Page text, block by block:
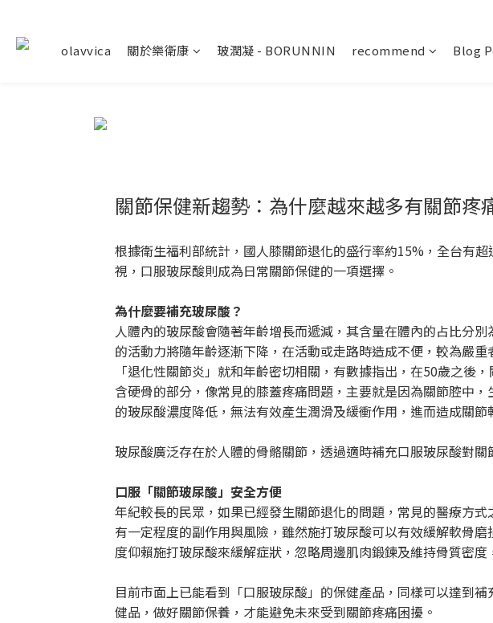
olavvica 關於樂衛康 玻潤凝 - BORUNNIN recommend Blog
關節保健新趨勢：為什麼越來越多有關節疼
根據衛生福利部統計，國人膝關節退化的盛行率約15%，全台有
視，口服玻尿酸則成為日常關節保健的一項選擇。
為什麼要補充玻尿酸？
人體內的玻尿酸會隨著年齡增長而遞減，其含量在體內的占比分
的活動力將隨年齡逐漸下降，在活動或走路時造成不便，較為嚴
「退化性關節炎」就和年齡密切相關，有數據指出，在50歲之後
含硬骨的部分，像常見的膝蓋疼痛問題，主要就是因為關節腔中
的玻尿酸濃度降低，無法有效產生潤滑及緩衝作用，進而造成關
玻尿酸廣泛存在於人體的骨骼關節，透過適時補充口服玻尿酸對
口服「關節玻尿酸」安全方便
年紀較長的民眾，如果已經發生關節退化的問題，常見的醫療方
有一定程度的副作用與風險，雖然施打玻尿酸可以有效緩解軟骨
度仰賴施打玻尿酸來緩解症狀，忽略周邊肌肉鍛鍊及維持骨質密
目前市面上已能看到「口服玻尿酸」的保健產品，同樣可以達到
健品，做好關節保養，才能避免未來受到關節疼痛困擾。